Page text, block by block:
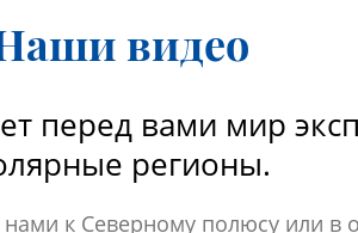
видео
перед вами мир
регионы.
к Северному полюсу или в